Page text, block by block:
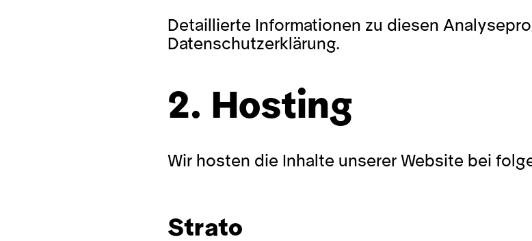
Detaillierte Informationen zu diesen
Datenschutzerklärung.
2. Hosting
Wir hosten die Inhalte unserer Website bei
Strato